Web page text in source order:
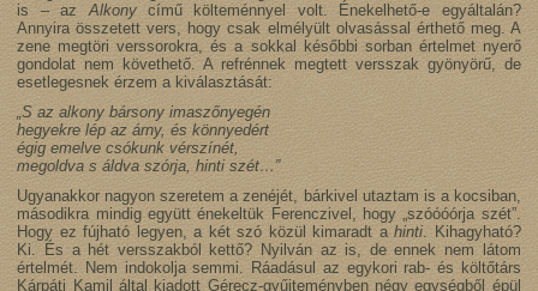
is – azAlkonycímű költeménnyel volt. Énekelhető-e egyáltalán?
Annyira összetett vers, hogy csak elmélyült olvasással érthető meg. A
zene megtöri verssorokra, és a sokkal későbbi sorban értelmet nyerő
gondolat nem követhető. A refrénnek megtett versszak gyönyörű, de
esetlegesnek érzem a kiválasztását:
„S az alkony bársony imaszőnyegén
hegyekre lép az árny, és könnyedért
égig emelve csókunk vérszínét,
megoldva s áldva szórja, hinti szét…”
Ugyanakkor nagyon szeretem a zenéjét, bárkivel utaztam is a kocsiban,
másodikra mindig együtt énekeltük Ferenczivel, hogy „szóóóórja szét”.
Hogy ez fújható legyen, a két szó közül kimaradt ahinti. Kihagyható?
Ki. És a hét versszakból kettő? Nyilván az is, de ennek nem látom
értelmét. Nem indokolja semmi. Ráadásul az egykori rab- és költőtárs
Kárpáti Kamil által kiadott Gérecz-gyűjteményben négy egységből épül